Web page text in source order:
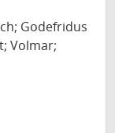
Godefridus
Volmar;